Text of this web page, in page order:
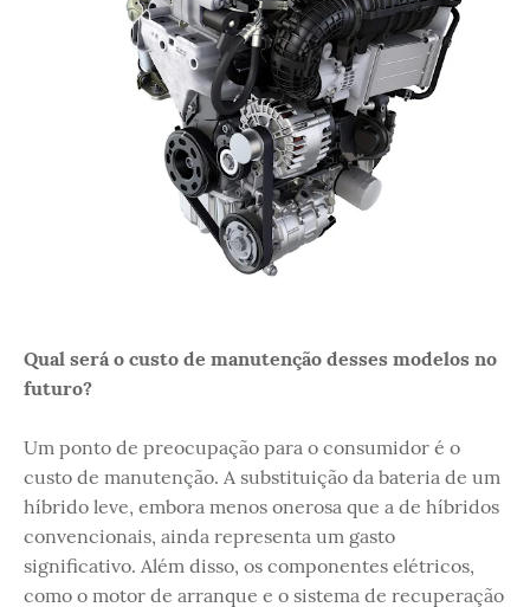
Qual será o custo de manutenção desses modelos no
futuro?
Um ponto de preocupação para o consumidor é o
custo de manutenção. A substituição da bateria de um
híbrido leve, embora menos onerosa que a de híbridos
convencionais, ainda representa um gasto
significativo. Além disso, os componentes elétricos,
como o motor de arranque e o sistema de recuperação